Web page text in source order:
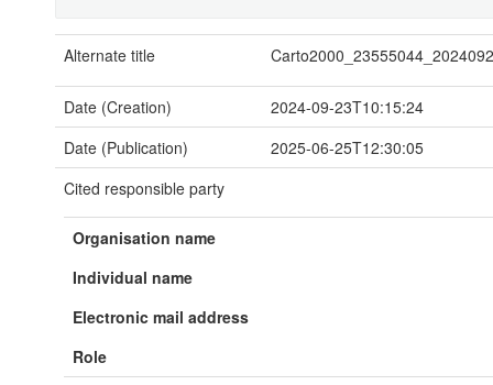
Alternate title
Date (Creation)
2024-09-23T10:15:24
Date (Publication)
2025-06-25T12:30:05
Cited responsible party
Organisation name
Individual name
Electronic mail address
Role